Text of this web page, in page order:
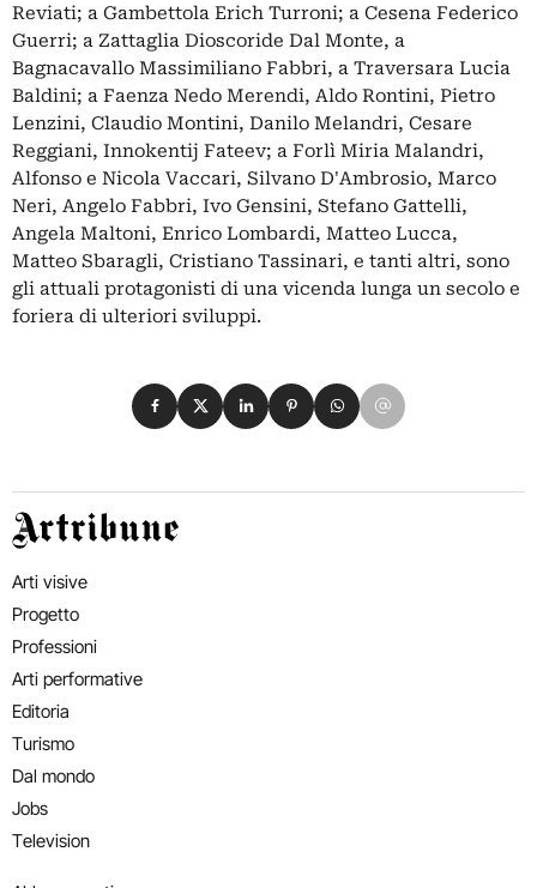
Reviati; a Gambettola Erich Turroni; a Cesena Federico
Guerri; a Zattaglia Dioscoride Dal Monte, a
Bagnacavallo Massimiliano Fabbri, a Traversara Lucia
Baldini; a Faenza Nedo Merendi, Aldo Rontini, Pietro
Lenzini, Claudio Montini, Danilo Melandri, Cesare
Reggiani, Innokentij Fateev; a Forlì Miria Malandri,
Alfonso e Nicola Vaccari, Silvano D'Ambrosio, Marco
Neri, Angelo Fabbri, Ivo Gensini, Stefano Gattelli,
Angela Maltoni, Enrico Lombardi, Matteo Lucca,
Matteo Sbaragli, Cristiano Tassinari, e tanti altri, sono
gli attuali protagonisti di una vicenda lunga un secolo e
foriera di ulteriori sviluppi.
Condividi su Facebook
Condividi su X
Condividi su LinkedIn
Condividi su Pinterest
Condividi su WhatsApp
Condividi su Email
Artribune
Arti visive
Progetto
Professioni
Arti performative
Editoria
Turismo
Dal mondo
Jobs
Television